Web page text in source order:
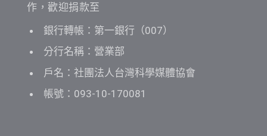
作，歡迎捐款至
銀行轉帳：第一銀行（007）
分行名稱：營業部
戶名：社團法人台灣科學媒體協會
帳號：093-10-170081